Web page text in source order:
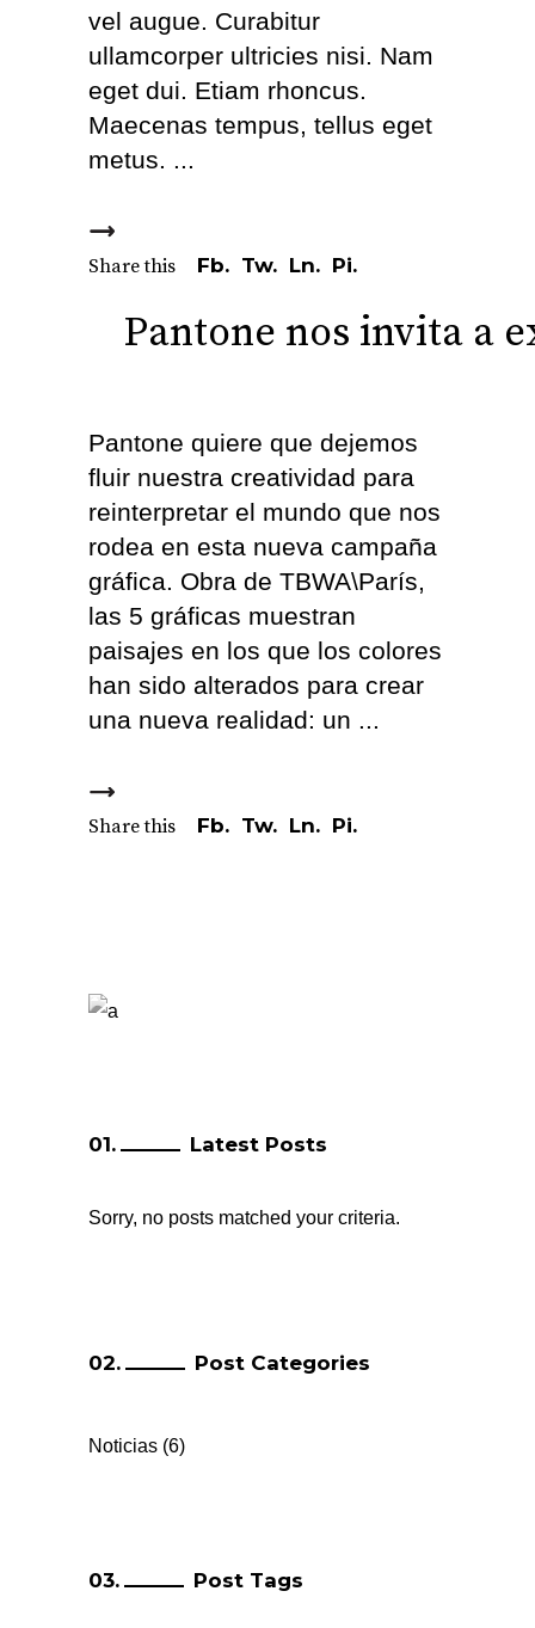
vel augue. Curabitur
ullamcorper ultricies nisi. Nam
eget dui. Etiam rhoncus.
Maecenas tempus, tellus eget
metus.
Share this Fb. Tw. Ln. Pi.
Pantone nos invita a
Pantone quiere que dejemos
fluir nuestra creatividad para
reinterpretar el mundo que nos
rodea en esta nueva campaña
gráfica. Obra de TBWA\París,
las 5 gráficas muestran
paisajes en los que los colores
han sido alterados para crear
una nueva realidad: un
Share this Fb. Tw. Ln. Pi.
Latest Posts
Sorry, no posts matched your criteria.
Post Categories
Noticias (6)
Post Tags